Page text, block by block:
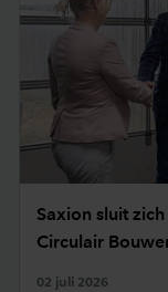
Saxion sluit
Circulair
02 juli 2026